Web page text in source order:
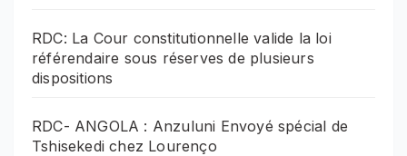
RDC: La Cour constitutionnelle valide la loi
référendaire sous réserves de plusieurs
dispositions
RDC- ANGOLA : Anzuluni Envoyé spécial de
Tshisekedi chez Lourenço